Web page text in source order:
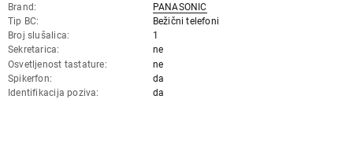
Brand
PANASONIC
Tip BC
Bežični telefoni
Broj slušalica
1
Sekretarica
ne
Osvetljenost tastature
ne
Spikerfon
da
Identifikacija poziva
da